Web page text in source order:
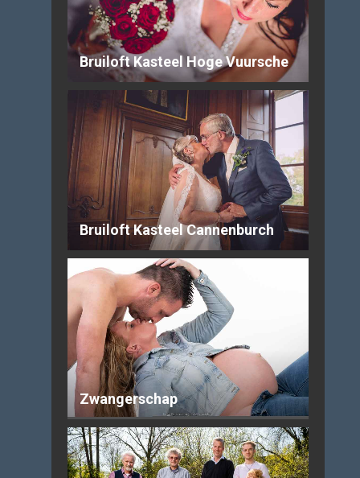
Bruiloft Kasteel Hoge Vuursche
Bruiloft Kasteel Cannenburch
Zwangerschap